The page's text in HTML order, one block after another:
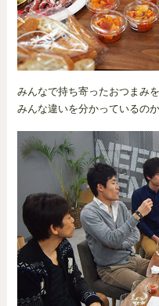
みんなで持ち寄ったおつまみ
みんな違いを分かっているの